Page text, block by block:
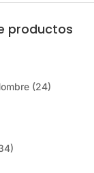
productos
(24)